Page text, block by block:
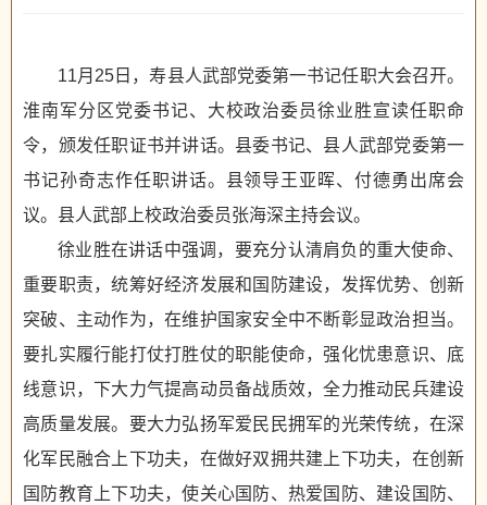
11月25日，寿县人武部党委第一书记任职大会召开。
淮南军分区党委书记、大校政治委员徐业胜宣读任职命
令，颁发任职证书并讲话。县委书记、县人武部党委第一
书记孙奇志作任职讲话。县领导王亚晖、付德勇出席会
议。县人武部上校政治委员张海深主持会议。
徐业胜在讲话中强调，要充分认清肩负的重大使命、
重要职责，统筹好经济发展和国防建设，发挥优势、创新
突破、主动作为，在维护国家安全中不断彰显政治担当。
要扎实履行能打仗打胜仗的职能使命，强化忧患意识、底
线意识，下大力气提高动员备战质效，全力推动民兵建设
高质量发展。要大力弘扬军爱民民拥军的光荣传统，在深
化军民融合上下功夫，在做好双拥共建上下功夫，在创新
国防教育上下功夫，使关心国防、热爱国防、建设国防、